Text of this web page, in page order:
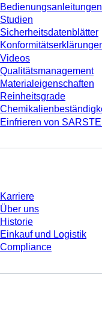
Bedienungsanleitungen
Studien
Sicherheitsdatenblätter
Videos
Qualitätsmanagement
Materialeigenschaften
Reinheitsgrade
Einfrieren von
Karriere
Über uns
Historie
Einkauf und Logistik
Compliance